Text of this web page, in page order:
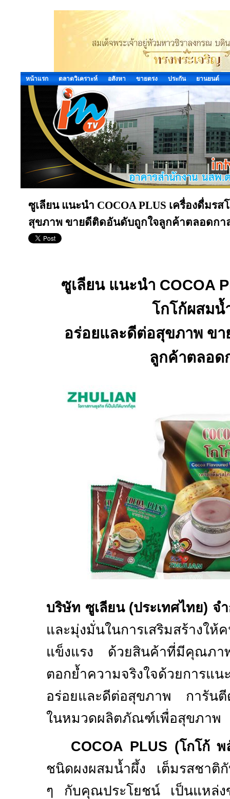
หน้าแรก ตลาดวิเคราะห์ อสังหา ขายตรง ประกัน ยานยนต์
ซูเลียน แนะนำ COCOA PLUS เครื่องดื่มร
สุขภาพ ขายดีติดอันดับถูกใจลูกค้าตลอดกา
ซูเลียน แนะนำ COCOA
โกโก้ผสมน้
อร่อยและดีต่อสุขภาพ ข
ลูกค้าตลอด
บริษัท ซูเลียน (ประเทศไทย) จ
และมุ่งมั่นในการเสริมสร้างใ
แข็งแรง ด้วยสินค้าที่มีคุณภา
ตอกย้ำความจริงใจด้วยการแ
อร่อยและดีต่อสุขภาพ การัน
ในหมวดผลิตภัณฑ์เพื่อสุขภาพ
COCOA PLUS (โกโก้ พ
ชนิดผงผสมน้ำผึ้ง เต็มรสชาติ
ๆ กับคุณประโยชน์ เป็นแหล่